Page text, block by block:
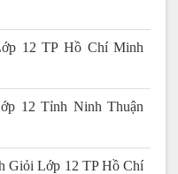
12 TP Hồ Chí Minh
12 Tỉnh Ninh Thuận
Giỏi Lớp 12 TP Hồ Chí